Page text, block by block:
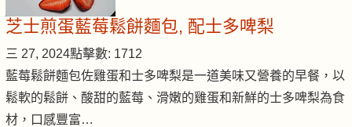
芝士煎蛋藍莓鬆餅麵包, 配士多啤梨
三 27, 2024點擊數: 1712
藍莓鬆餅麵包佐雞蛋和士多啤梨是一道美味又營養的早餐，以
鬆軟的鬆餅、酸甜的藍莓、滑嫩的雞蛋和新鮮的士多啤梨為食
材，口感豐富…